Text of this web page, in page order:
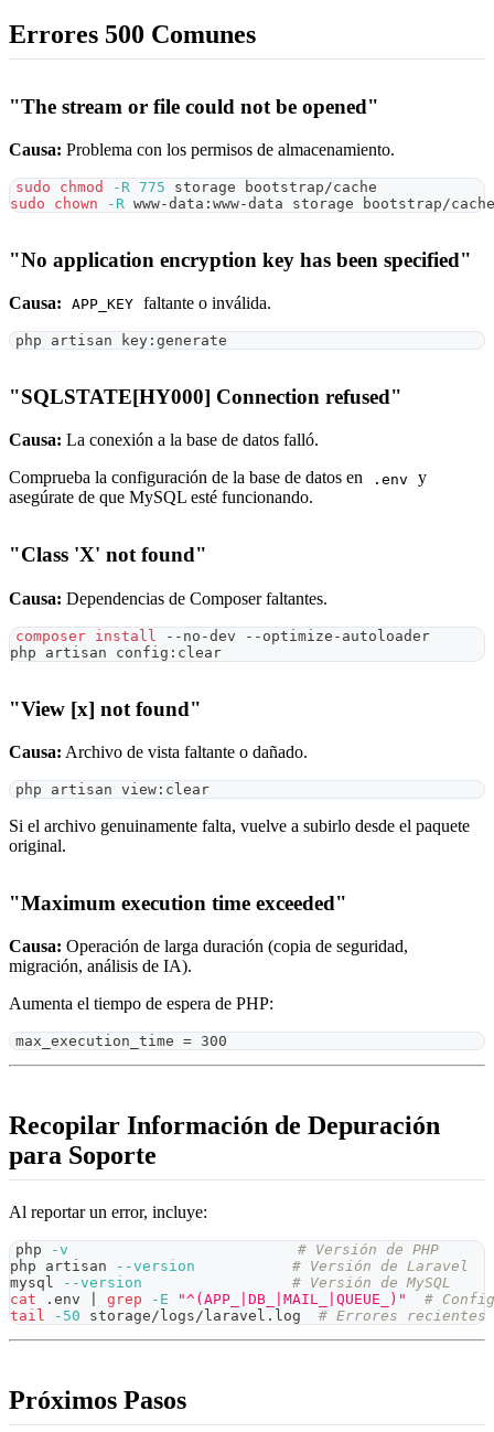
Errores 500 Comunes
"The stream or file could not be opened"
Causa: Problema con los permisos de almacenamiento.
sudo chmod -R 775 storage bootstrap/cache
sudo
chown -R www-data:www-data storage bootstrap/cache
"No application encryption key has been specified"
Causa: APP_KEY faltante o inválida.
php artisan key:generate
"SQLSTATE[HY000] Connection refused"
Causa: La conexión a la base de datos falló.
Comprueba la configuración de la base de datos en
.env
y
asegúrate de que MySQL esté funcionando.
"Class 'X' not found"
Causa: Dependencias de Composer faltantes.
composer install
--no-dev --optimize-autoloader
php artisan config:clear
"View [x] not found"
Causa: Archivo de vista faltante o dañado.
php artisan view:clear
Si el archivo genuinamente falta, vuelve a subirlo desde el paquete
original.
"Maximum execution time exceeded"
Causa: Operación de larga duración (copia de seguridad,
migración, análisis de IA).
Aumenta el tiempo de espera de PHP:
max_execution_time = 300
Recopilar Información de Depuración
para Soporte
Al reportar un error, incluye:
php -v
# Versión de PHP
php artisan
--version
# Versión de Laravel
mysql
--version
# Versión de MySQL
cat .env grep -E "^(APP_|DB_|MAIL_|QUEUE_)"
#
tail
-50 storage/logs/laravel.log # Errores recientes
Próximos Pasos